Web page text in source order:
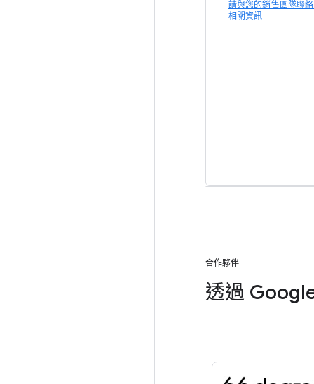
請與您的銷售團隊聯
相關資訊
合作夥伴
透過